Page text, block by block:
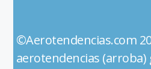
aerotendencias (arroba)